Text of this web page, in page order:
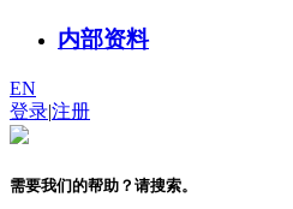
内部资料
EN
登录|注册
需要我们的帮助？请搜索。